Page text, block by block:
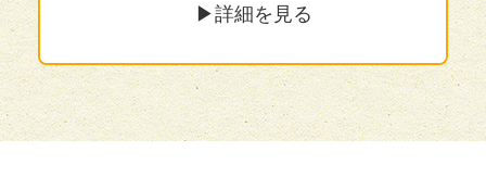
▶︎詳細を見る